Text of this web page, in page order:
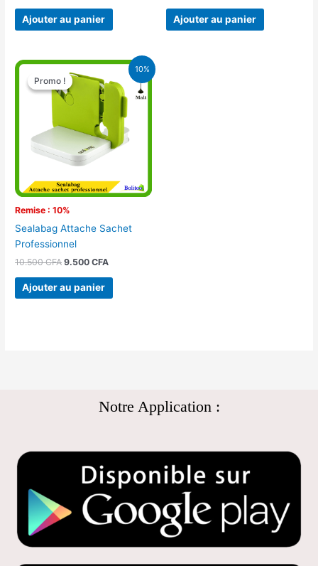
Ajouter au panier Ajouter au panier
10%
Promo !
Remise : 10%
Promo !
Sealabag Attache Sachet
Professionnel
10.500CFA
Le
prix
initial
était :
9.500CFA
Le
actuel
est :
9.500 CFA.
Ajouter au panier
Notre Application :